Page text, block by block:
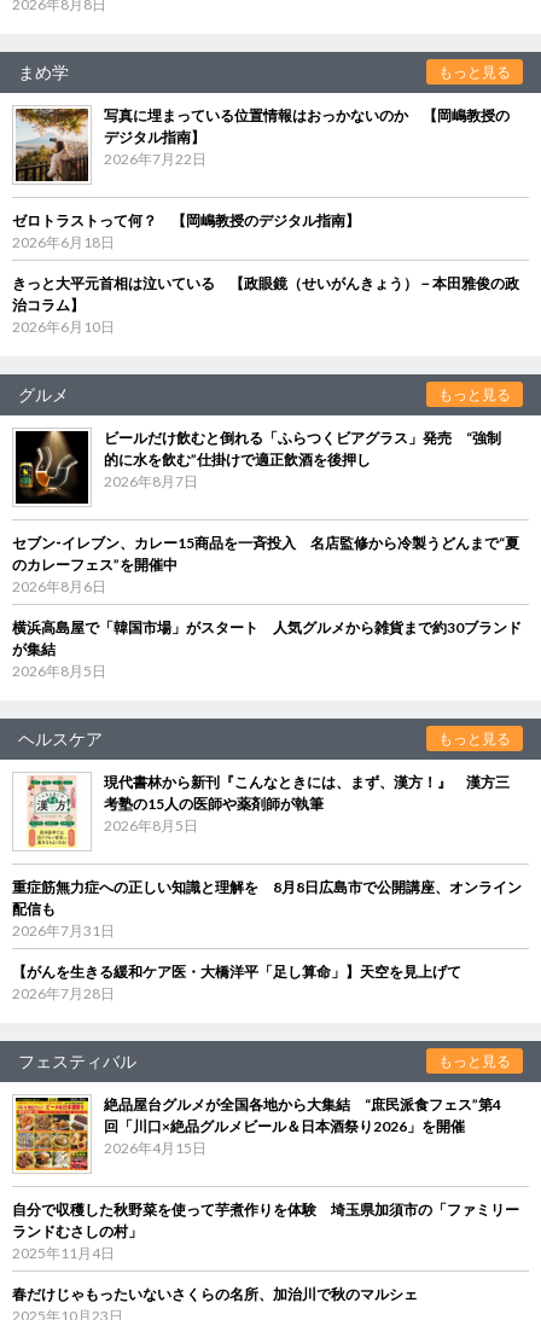
2026年8月8日
まめ学 もっと見る
写真に埋まっている位置情報はおっかないのか 【岡嶋教授の
デジタル指南】
2026年7月22日
ゼロトラストって何？ 【岡嶋教授のデジタル指南】
2026年6月18日
きっと大平元首相は泣いている 【政眼鏡（せいがんきょう）－本田雅俊の政
治コラム】
2026年6月10日
グルメ もっと見る
ビールだけ飲むと倒れる「ふらつくビアグラス」発売 “強制
的に水を飲む”仕掛けで適正飲酒を後押し
2026年8月7日
セブン‐イレブン、カレー15商品を一斉投入 名店監修から冷製うどんまで“夏
のカレーフェス”を開催中
2026年8月6日
横浜高島屋で「韓国市場」がスタート 人気グルメから雑貨まで約30ブランド
が集結
2026年8月5日
ヘルスケア もっと見る
現代書林から新刊『こんなときには、まず、漢方！』 漢方三
考塾の15人の医師や薬剤師が執筆
2026年8月5日
重症筋無力症への正しい知識と理解を 8月8日広島市で公開講座、オンライン
配信も
2026年7月31日
【がんを生きる緩和ケア医・大橋洋平「足し算命」】天空を見上げて
2026年7月28日
フェスティバル もっと見る
絶品屋台グルメが全国各地から大集結 “庶民派食フェス”第4
回「川口×絶品グルメビール＆日本酒祭り2026」を開催
2026年4月15日
自分で収穫した秋野菜を使って芋煮作りを体験 埼玉県加須市の「ファミリー
ランドむさしの村」
2025年11月4日
春だけじゃもったいないさくらの名所、加治川で秋のマルシェ
2025年10月23日